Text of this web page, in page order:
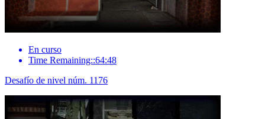
En curso
Time Remaining::64:48
Desafío de nivel núm. 1176